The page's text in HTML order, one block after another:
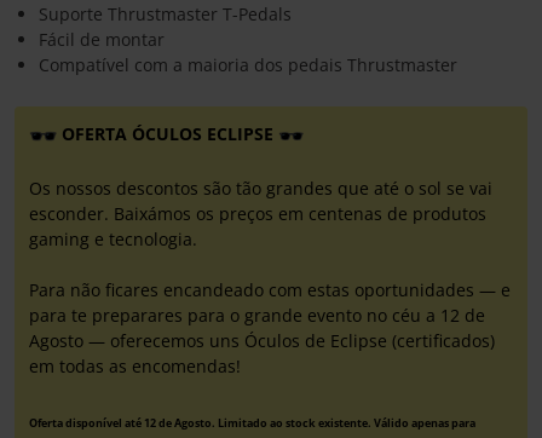
Suporte Thrustmaster T-Pedals
Fácil de montar
Compatível com a maioria dos pedais Thrustmaster
OFERTA ÓCULOS ECLIPSE
Os nossos descontos são tão grandes que até o sol se vai
esconder. Baixámos os preços em centenas de produtos
gaming e tecnologia.
Para não ficares encandeado com estas oportunidades — e
para te preparares para o grande evento no céu a 12 de
Agosto — oferecemos uns Óculos de Eclipse (certificados)
em todas as encomendas!
Oferta disponível até 12 de Agosto. Limitado ao stock existente. Válido apenas para